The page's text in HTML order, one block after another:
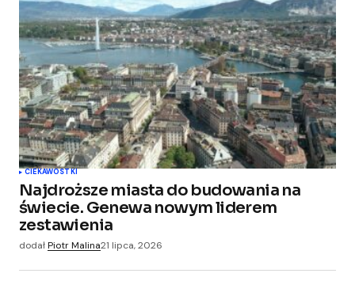
CIEKAWOSTKI
Najdroższe miasta do budowania na
świecie. Genewa nowym liderem
zestawienia
dodałPiotr Malina21 lipca, 2026